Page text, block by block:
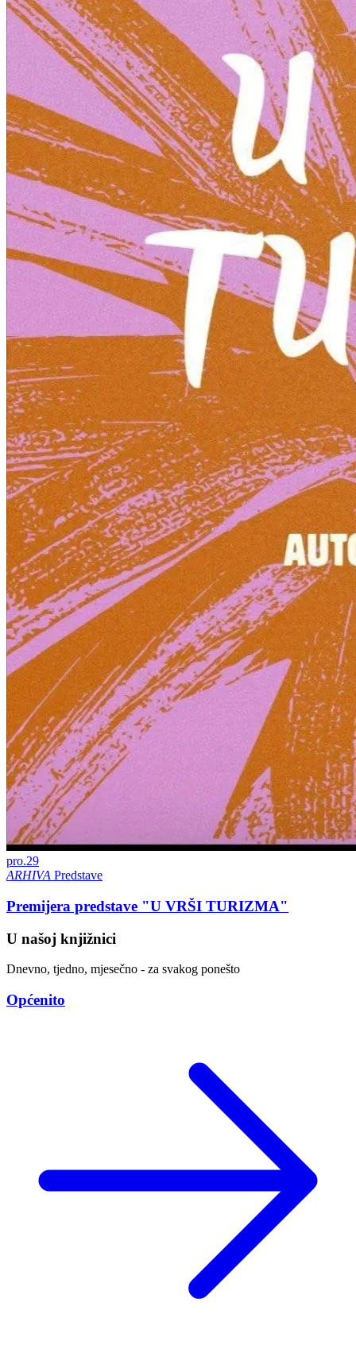
pro.29
ARHIVA Predstave
Premijera predstave "U VRŠI TURIZMA"
U našoj knjižnici
Dnevno, tjedno, mjesečno - za svakog ponešto
Općenito